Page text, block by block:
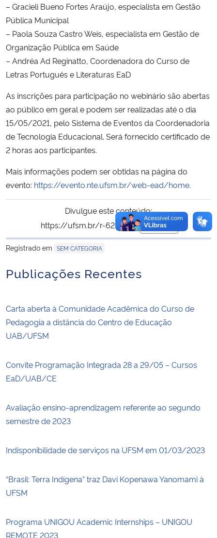
Advocacia-Geral da União
Banco Central do Brasil
Planalto
– Gracieli Bueno Fortes Araújo, especialista em Gestão
Pública Municipal
– Paola Souza Castro Weis, especialista em Gestão de
Organização Pública em Saúde
– Andréa Ad Reginatto, Coordenadora do Curso de
Letras Português e Literaturas EaD
As inscrições para participação no webinário são abertas
ao público em geral e podem ser realizadas até o dia
15/05/2021, pelo Sistema de Eventos da Coordenadoria
de Tecnologia Educacional. Será fornecido certificado de
2 horas aos participantes.
Mais informações podem ser obtidas na página do
evento: https://evento.nte.ufsm.br/web-ead/home.
Divulgue este conteúdo:
https://ufsm.br/r-628-1314
Copiar
para área de
Registrado em SEM CATEGORIA
Publicações Recentes
Carta aberta à Comunidade Acadêmica do Curso de
Pedagogia a distância do Centro de Educação
UAB/UFSM
Convite Programação Integrada 28 a 29/05 – Cursos
EaD/UAB/CE
Avaliação ensino-aprendizagem referente ao segundo
semestre de 2023
Indisponibilidade de serviços na UFSM em 01/03/2023
“Brasil: Terra Indígena” traz Davi Kopenawa Yanomami à
UFSM
Programa UNIGOU Academic Internships – UNIGOU
REMOTE 2023